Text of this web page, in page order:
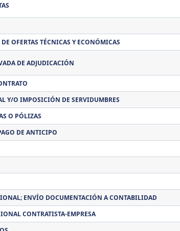
OFERTAS TÉCNICAS Y ECONÓMICAS
DE ADJUDICACIÓN
Y/O IMPOSICIÓN DE SERVIDUMBRES
O PÓLIZAS
DE ANTICIPO
ENVÍO DOCUMENTACIÓN A CONTABILIDAD
CONTRATISTA-EMPRESA